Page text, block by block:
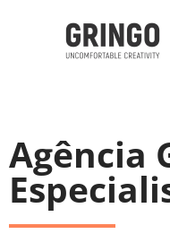
Agência